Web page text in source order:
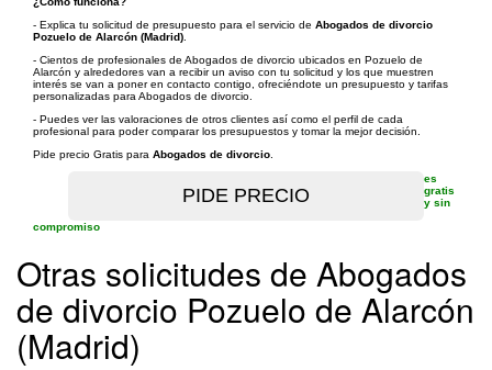
- Explica tu solicitud de presupuesto para el servicio de Abogados de divorcio
Pozuelo de Alarcón (Madrid)
- Cientos de profesionales de Abogados de divorcio ubicados en Pozuelo de
Alarcón y alrededores van a recibir un aviso con tu solicitud y los que muestren
interés se van a poner en contacto contigo, ofreciéndote un presupuesto y tarifas
personalizadas para Abogados de divorcio.
- Puedes ver las valoraciones de otros clientes así como el perfil de cada
profesional para poder comparar los presupuestos y tomar la mejor decisión.
Pide precio Gratis para Abogados de divorcio
es
gratis
y sin
compromiso
Otras solicitudes de Abogados
de divorcio Pozuelo de Alarcón
(Madrid)